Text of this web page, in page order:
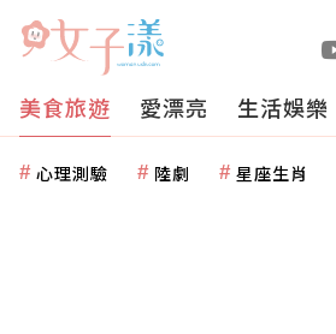
美食旅遊 愛漂亮 生活娛樂
心理測驗 陸劇 星座生肖